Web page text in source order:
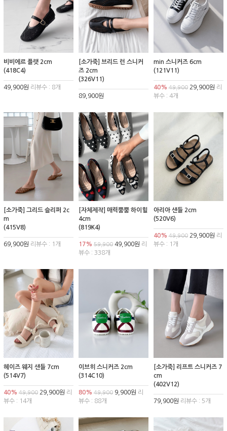
비비에르 플랫 2cm
(418C4)
49,900원 리뷰수 : 8개
[소가죽] 브리드 런 스니커
즈 2cm
(326V11)
89,900원
min 스니커즈 6cm
(121V11)
40% 49,90029,900원 리
뷰수 : 4개
[소가죽] 그리드 슬리퍼 2c
m
(415V8)
69,900원 리뷰수 : 1개
[자체제작] 매력뿜뿜 하이힐
4cm
(819K4)
17% 59,90049,900원 리
뷰수 : 338개
아리아 샌들 2cm
(520V6)
40% 49,90029,900원 리
뷰수 : 1개
헤이즈 웨지 샌들 7cm
(514V7)
40% 49,900 29,900원 리
뷰수 : 14개
이브히 스니커즈 2cm
(314C10)
80% 49,9009,900원 리
뷰수 : 88개
[소가죽] 리프트 스니커즈 7
cm
(402V12)
79,900원 리뷰수 : 5개